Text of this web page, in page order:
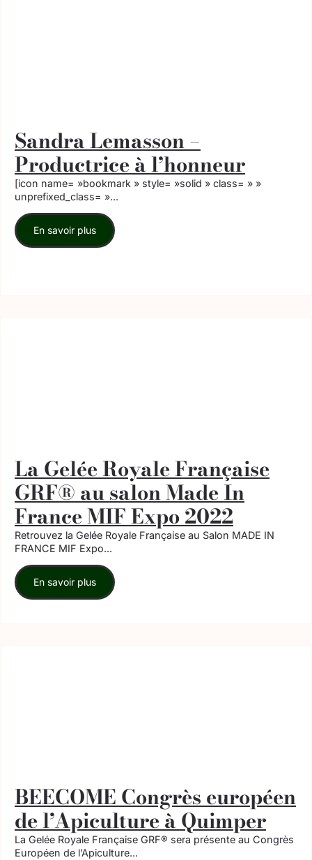
Sandra Lemasson –
Productrice à l’honneur
[icon name= »bookmark » style= »solid » class= » »
unprefixed_class= »...
En savoir plus
La Gelée Royale Française
GRF® au salon Made In
France MIF Expo 2022
Retrouvez la Gelée Royale Française au Salon MADE IN
FRANCE MIF Expo...
En savoir plus
BEECOME Congrès européen
de l’Apiculture à Quimper
La Gelée Royale Française GRF® sera présente au Congrès
Européen de l’Apiculture...